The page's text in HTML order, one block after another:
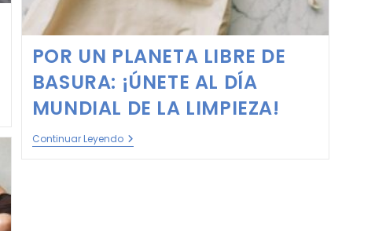
POR UN PLANETA LIBRE DE
BASURA: ¡ÚNETE AL DÍA
MUNDIAL DE LA LIMPIEZA!
Continuar Leyendo